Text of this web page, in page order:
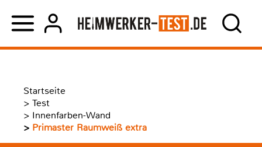
Startseite
> Test
> Innenfarben-Wand
> Primaster Raumweiß extra